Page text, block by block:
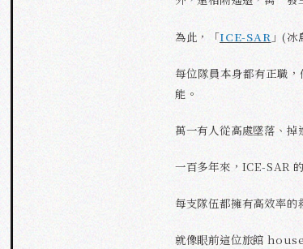
為此，「ICE-SAR 」(
每位隊員本身都有正職
能。
萬一有人從高處墜落、掉
一百多年來，ICE-SAR
每支隊伍都擁有高效率的
就像眼前這位旅館